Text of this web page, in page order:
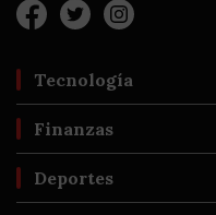
Tecnología
Finanzas
Deportes